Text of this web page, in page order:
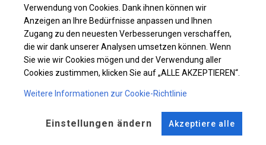
Plane ändern
KONSTRUKTION
Verwendung von Cookies. Dank ihnen können wir
Anzeigen an Ihre Bedürfnisse anpassen und Ihnen
Zugang zu den neuesten Verbesserungen verschaffen,
die wir dank unserer Analysen umsetzen können. Wenn
Sie wie wir Cookies mögen und der Verwendung aller
Cookies zustimmen, klicken Sie auf „ALLE AKZEPTIEREN“.
Weitere Informationen zur Cookie-Richtlinie
Einstellungen ändern Akzeptiere alle